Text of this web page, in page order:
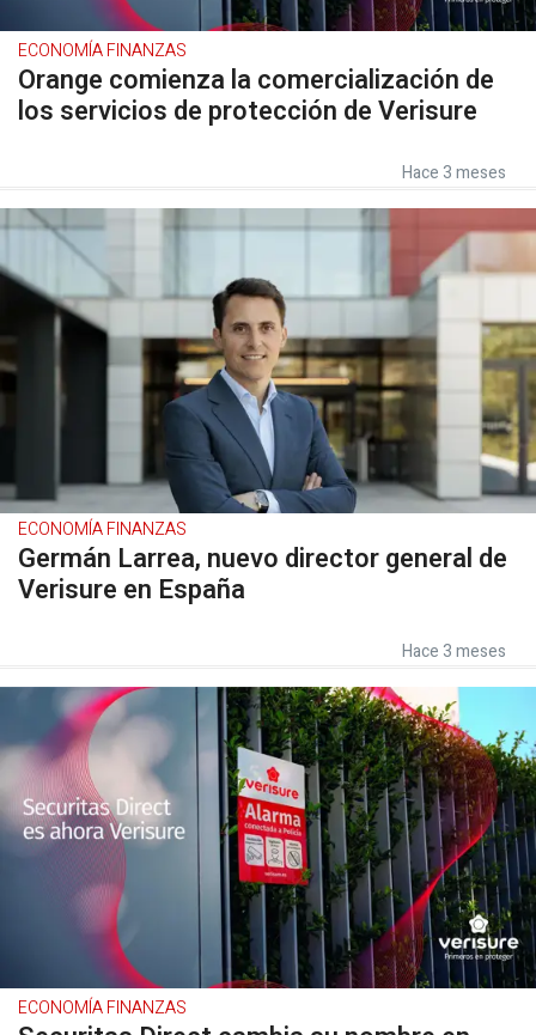
ECONOMÍA FINANZAS
Orange comienza la comercialización de
los servicios de protección de Verisure
Hace 3 meses
ECONOMÍA FINANZAS
Germán Larrea, nuevo director general de
Verisure en España
Hace 3 meses
ECONOMÍA FINANZAS